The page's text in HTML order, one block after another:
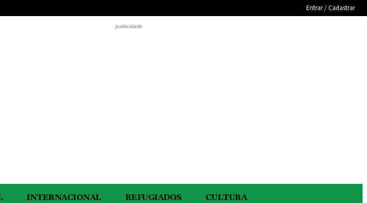
Entrar / Cadastrar
publicidade
INTERNACIONAL REFUGIADOS CULTURA